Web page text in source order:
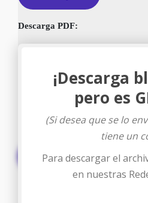
Descarga PDF:
Descargar
¡Descarga
pero es
(Si desea que se lo
tiene un
Para descargar el
en nuestras